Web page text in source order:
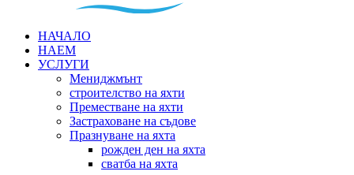
НАЧАЛО
НАЕМ
УСЛУГИ
Мениджмънт
строителство на яхти
Преместване на яхти
Застраховане на съдове
Празнуване на яхта
рожден ден на яхта
сватба на яхта